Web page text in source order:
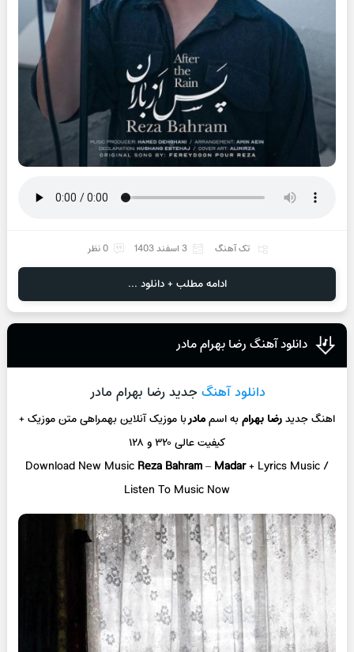
تک آهنگ 3 اسفند 1403 0 نظر
ادامه مطلب + دانلود ...
دانلود آهنگ رضا بهرام مادر
دانلود آهنگ جدید رضا بهرام مادر
اهنگ جدیدرضا بهرامبه اسممادربا موزیک آنلاین بهمراهی متن موزیک +
کیفیت عالی ۳۲۰ و ۱۲۸
Download New Music Reza Bahram– Madar+ Lyrics Music /
Listen To Music Now